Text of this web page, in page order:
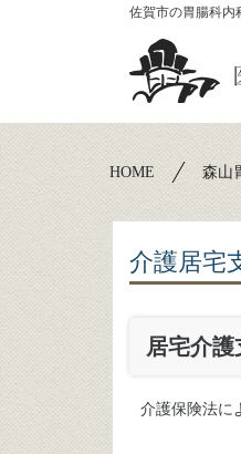
佐賀市の胃腸科
HOME 森山
介護居宅
居宅介
介護保険法に